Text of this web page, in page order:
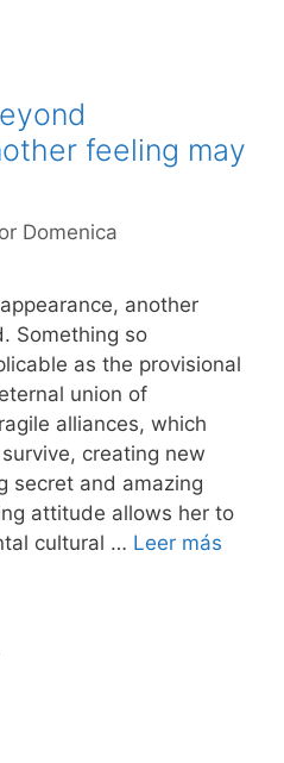
feeling may
Domenica
another
Something so
as the provisional
union of
alliances, which
creating new
secret and amazing
attitude allows her to
cultural … Leer más